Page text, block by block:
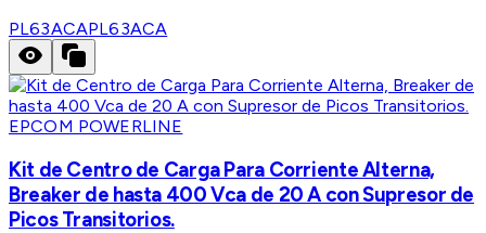
PL63ACAPL63ACA
EPCOM POWERLINE
Kit de Centro de Carga Para Corriente Alterna,
Breaker de hasta 400 Vca de 20 A con Supresor de
Picos Transitorios.